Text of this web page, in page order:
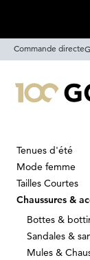
Commande directe
Tenues d'été
Mode femme
Tailles Courtes
Chaussures &
Bottes &
Sandales &
Mules &